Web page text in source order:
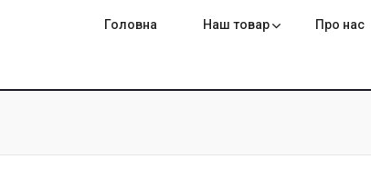
Головна Наш товар Про нас